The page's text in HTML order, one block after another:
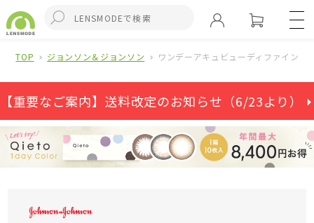
TOP ジョンソン＆ジョンソン ワンデーアキュビューディファイン
【重要なご案内】送料改定のお知らせ（6/23より） ⏵